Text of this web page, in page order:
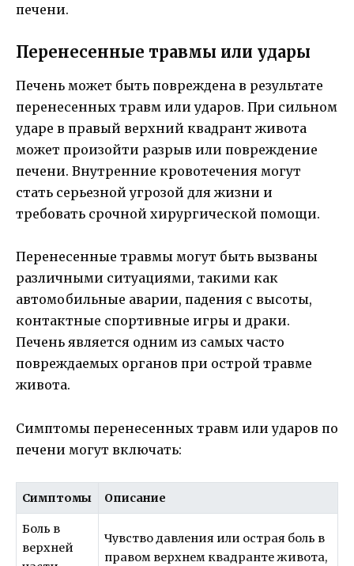
печени.
Перенесенные травмы или удары
Печень может быть повреждена в результате
перенесенных травм или ударов. При сильном
ударе в правый верхний квадрант живота
может произойти разрыв или повреждение
печени. Внутренние кровотечения могут
стать серьезной угрозой для жизни и
требовать срочной хирургической помощи.
Перенесенные травмы могут быть вызваны
различными ситуациями, такими как
автомобильные аварии, падения с высоты,
контактные спортивные игры и драки.
Печень является одним из самых часто
повреждаемых органов при острой травме
живота.
Симптомы перенесенных травм или ударов по
печени могут включать:
Симптомы Описание
Боль в
верхней
Чувство давления или острая боль в
правом верхнем квадранте живота,